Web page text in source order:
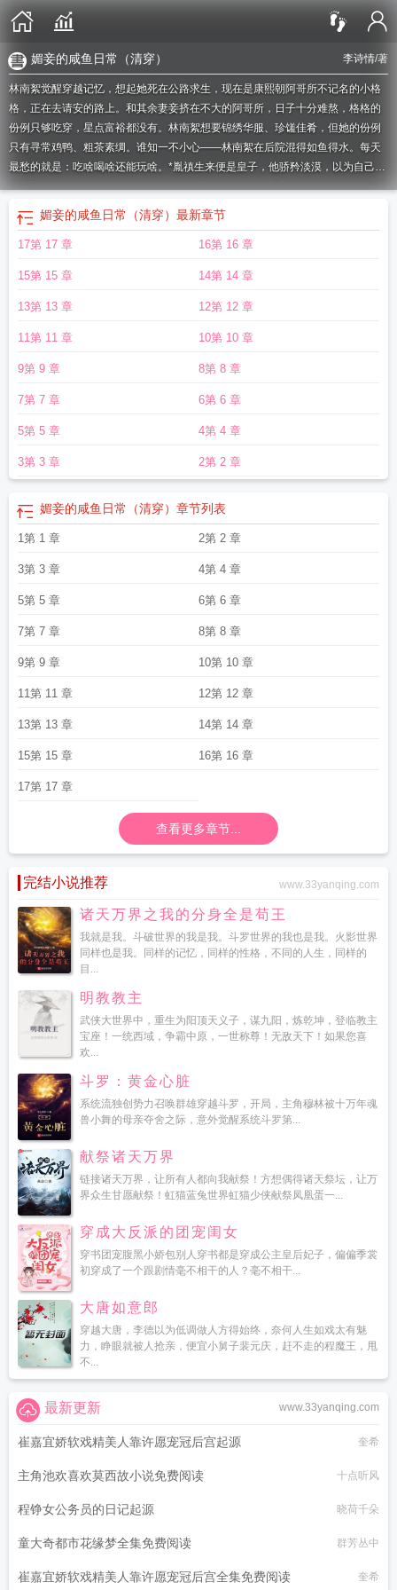
李诗情/著
媚妾的咸鱼日常（清穿）
林南絮觉醒穿越记忆，想起她死在公路求生，现在是康熙朝阿哥所不记名的小格
格，正在去请安的路上。和其余妻妾挤在不大的阿哥所，日子十分难熬，格格的
份例只够吃穿，星点富裕都没有。林南絮想要锦绣华服、珍馐佳肴，但她的份例
只有寻常鸡鸭、粗茶素绸。谁知一不小心——林南絮在后院混得如鱼得水。每天
最愁的就是：吃啥喝啥还能玩啥。*胤禛生来便是皇子，他骄矜淡漠，以为自己除
了谋取大业，再不会尝到“求不得”之苦。和权势相比，情爱甚是无趣。后来他捏着
林南絮的脸，亲到她红唇濡湿细腰轻颤，才知以爱为食，欲壑难填。他低身俯
就：“絮絮，爷捧后位与你，可好？”1，半架空清朝，私设良多。2，日常种田
风。3，v前隔日更。…………………………专栏预收文《我是始皇心尖崽》文
统。攻略目标：成为始皇的一生挚爱。附带“倾国倾城”“身娇体柔易推倒”金手指。
系统：这还拿不下你.jpg然后——他就穿成了公子扶苏。扶苏：哇，你们系统玩得
身份，系统进入了摆烂模式，每天看着宿主吃吃喝喝正事不干，痛心疾首却无可
奈何，哪知道未来的某一天……攻略目标竟然达成了！扶苏：谁说父子情深就不
崽不如卷他爹！始皇基建！（狰狞脸）5，崽崽当然要躺平喝奶！6，心声流，始
WWW.MOXIEXS.TOP
媚妾的咸鱼日常(清穿) 李诗情百度
咸鱼日常txt
媚妾nph凝鹊媚妾的咸鱼日常(清穿) 李诗情
妾的咸鱼日常百度媚妾Txt媚妾的咸鱼日常(清穿)百度媚妾的咸鱼日常txt笔趣阁
媚妾的咸鱼日常（清穿） 最新章节
17第 17 章 16第 16 章
15第 15 章 14第 14 章
13第 13 章 12第 12 章
11第 11 章 10第 10 章
9第 9 章 8第 8 章
7第 7 章 6第 6 章
5第 5 章 4第 4 章
3第 3 章 2第 2 章
媚妾的咸鱼日常（清穿） 章节列表
1第 1 章 2第 2 章
3第 3 章 4第 4 章
5第 5 章 6第 6 章
7第 7 章 8第 8 章
9第 9 章 10第 10 章
11第 11 章 12第 12 章
13第 13 章 14第 14 章
15第 15 章 16第 16 章
17第 17 章
查看更多章节...
完结小说推荐 www.33yanqing.com
诸天万界之我的分身全是苟王
我就是我。斗破世界的我是我。斗罗世界的我也是我。火影世界
同样也是我。同样的记忆，同样的性格，不同的人生，同样的
目...
明教教主
武侠大世界中，重生为阳顶天义子，谋九阳，炼乾坤，登临教主
宝座！一统西域，争霸中原，一世称尊！无敌天下！如果您喜
欢...
斗罗：黄金心脏
系统流独创势力召唤群雄穿越斗罗，开局，主角穆林被十万年魂
兽小舞的母亲夺舍之际，意外觉醒系统斗罗第...
献祭诸天万界
链接诸天万界，让所有人都向我献祭！方想偶得诸天祭坛，让万
界众生甘愿献祭！虹猫蓝兔世界虹猫少侠献祭凤凰蛋一...
穿成大反派的团宠闺女
穿书团宠腹黑小娇包别人穿书都是穿成公主皇后妃子，偏偏季裳
初穿成了一个跟剧情毫不相干的人？毫不相干...
大唐如意郎
穿越大唐，李德以为低调做人方得始终，奈何人生如戏太有魅
力，睁眼就被人抢亲，便宜小舅子裴元庆，赶不走的程魔王，甩
不...
www.33yanqing.com
最新更新
崔嘉宜娇软戏精美人靠许愿宠冠后宫起源 奎希
主角池欢喜欢莫西故小说免费阅读 十点听风
程铮女公务员的日记起源 晓荷千朵
童大奇都市花缘梦全集免费阅读 群芳丛中
崔嘉宜娇软戏精美人靠许愿宠冠后宫全集免费阅读 奎希